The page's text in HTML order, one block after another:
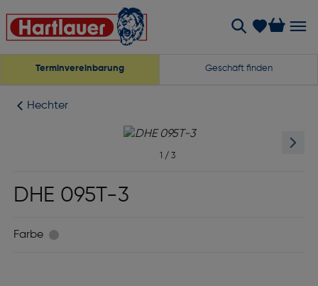
Terminvereinbarung Geschäft finden
Hechter
1 / 3
DHE 095T-3
Farbe